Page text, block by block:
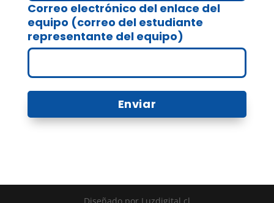
Correo electrónico del enlace del
equipo (correo del estudiante
representante del equipo)